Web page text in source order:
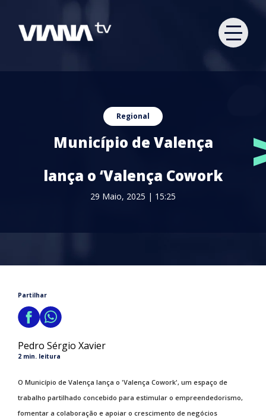
Regional
Município de Valença
lança o ‘Valença Cowork
29 Maio, 2025 | 15:25
Partilhar
Pedro Sérgio Xavier
2 min. leitura
O Município de Valença lança o 'Valença Cowork', um espaço de
trabalho partilhado concebido para estimular o empreendedorismo,
fomentar a colaboração e apoiar o crescimento de negócios